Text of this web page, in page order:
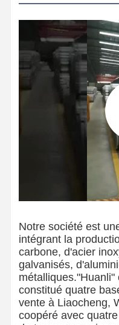
Notre société est
intégrant la
carbone, d'acier
galvanisés,
constitué quatre
vente à Liaocheng,
coopéré avec